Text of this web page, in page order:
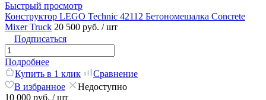
Быстрый просмотр
Конструктор LEGO Technic 42112 Бетономешалка Concrete
Mixer Truck 20 500 руб. / шт
Подписаться
Подробнее
Купить в 1 клик
Сравнение
В избранное
Недоступно
10 000 руб. / шт